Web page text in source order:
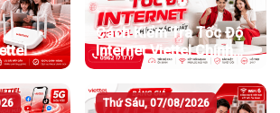
Cách Kiểm Tra Tốc Độ
Internet Viettel Chính
Xác Nhất
Thứ Sáu, 07/08/2026